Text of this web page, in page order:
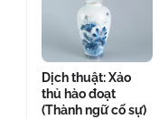
Dịch thuật: Xảo
thủ hào đoạt
(Thành ngữ cố sự)